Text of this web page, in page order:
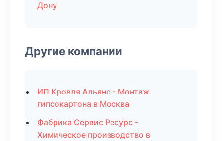
Дону
Другие компании
ИП Кровля Альянс - Монтаж
гипсокартона в Москва
Фабрика Сервис Ресурс -
Химическое производство в